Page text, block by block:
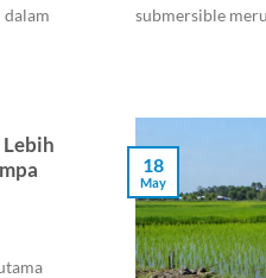
submersible
18
May